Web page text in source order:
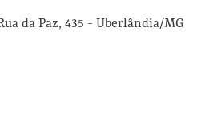
da Paz, 435 - Uberlândia/MG